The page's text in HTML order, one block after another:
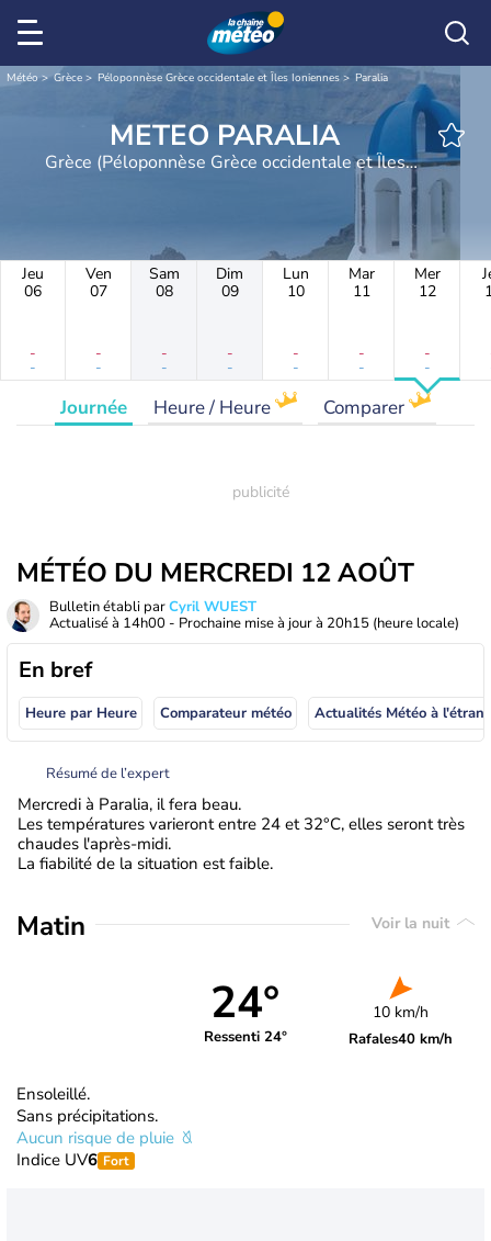
Météo Grèce Péloponnèse Grèce occidentale et Îles Ioniennes Paralia
METEO PARALIA
Grèce (Péloponnèse Grèce occidentale et Îles
Jeu
06
-
-
Ven
07
-
-
Sam
08
-
-
Dim
09
-
-
Lun
10
-
-
Mar
11
-
-
Mer
12
-
-
Journée Heure / Heure Comparer
MÉTÉO DU MERCREDI 12 AOÛT
Bulletin établi parCyril WUEST
Actualisé à 14h00 - Prochaine mise à jour à 20h15 (heure locale)
En bref
Heure par Heure Comparateur météo
Résumé de l’expert
Mercredi à Paralia, il fera beau.
Les températures varieront entre 24 et 32°C, elles seront très
chaudes l'après-midi.
La fiabilité de la situation est faible.
Matin Voir la nuit
24°
Ressenti 24°
10 km/h
Rafales40 km/h
Ensoleillé.
Sans précipitations.
Aucun risque de pluie
Indice UV6 Fort